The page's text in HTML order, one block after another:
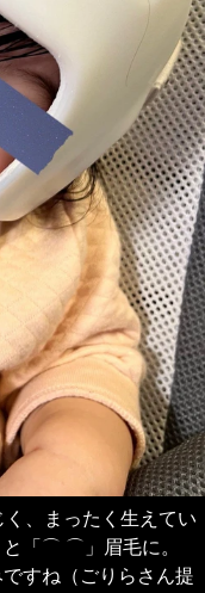
、まったく生えてい
と「⌒ ⌒」眉毛に。
すね（ごりらさん提